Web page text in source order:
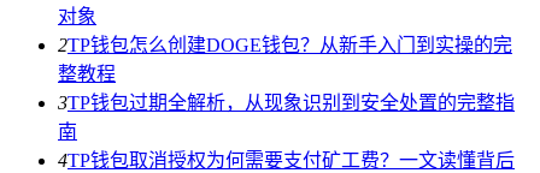
对象
2TP钱包怎么创建DOGE钱包？从新手入门到实操的完
整教程
3TP钱包过期全解析，从现象识别到安全处置的完整指
南
4TP钱包取消授权为何需要支付矿工费？一文读懂背后